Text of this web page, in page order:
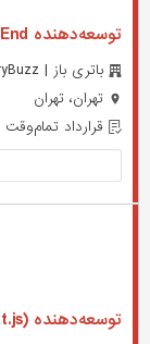
توسعه‌دهنده React/Next) Front-End)
باتری باز | BatteryBuzz
تهران، تهران
قرارداد تمام‌وقت
توسعه‌دهنده (React/Next.js) Front-End